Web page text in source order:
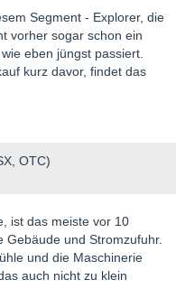
Segment - Explorer, die
vorher sogar schon ein
eben jüngst passiert.
kurz davor, findet das
OTC)
ist das meiste vor 10
und Stromzufuhr.
und die Maschinerie
auch nicht zu klein